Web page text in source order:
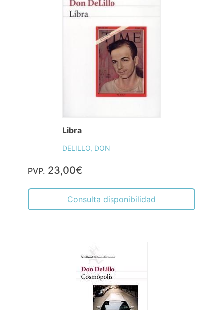
Libra
DELILLO, DON
PVP. 23,00€
Consulta disponibilidad